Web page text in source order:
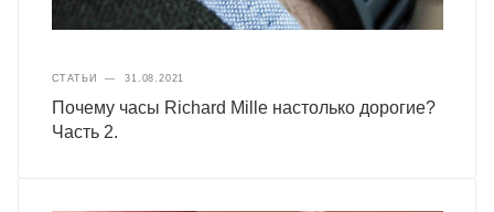
СТАТЬИ — 31.08.2021
Почему часы Richard Mille настолько дорогие?
Часть 2.